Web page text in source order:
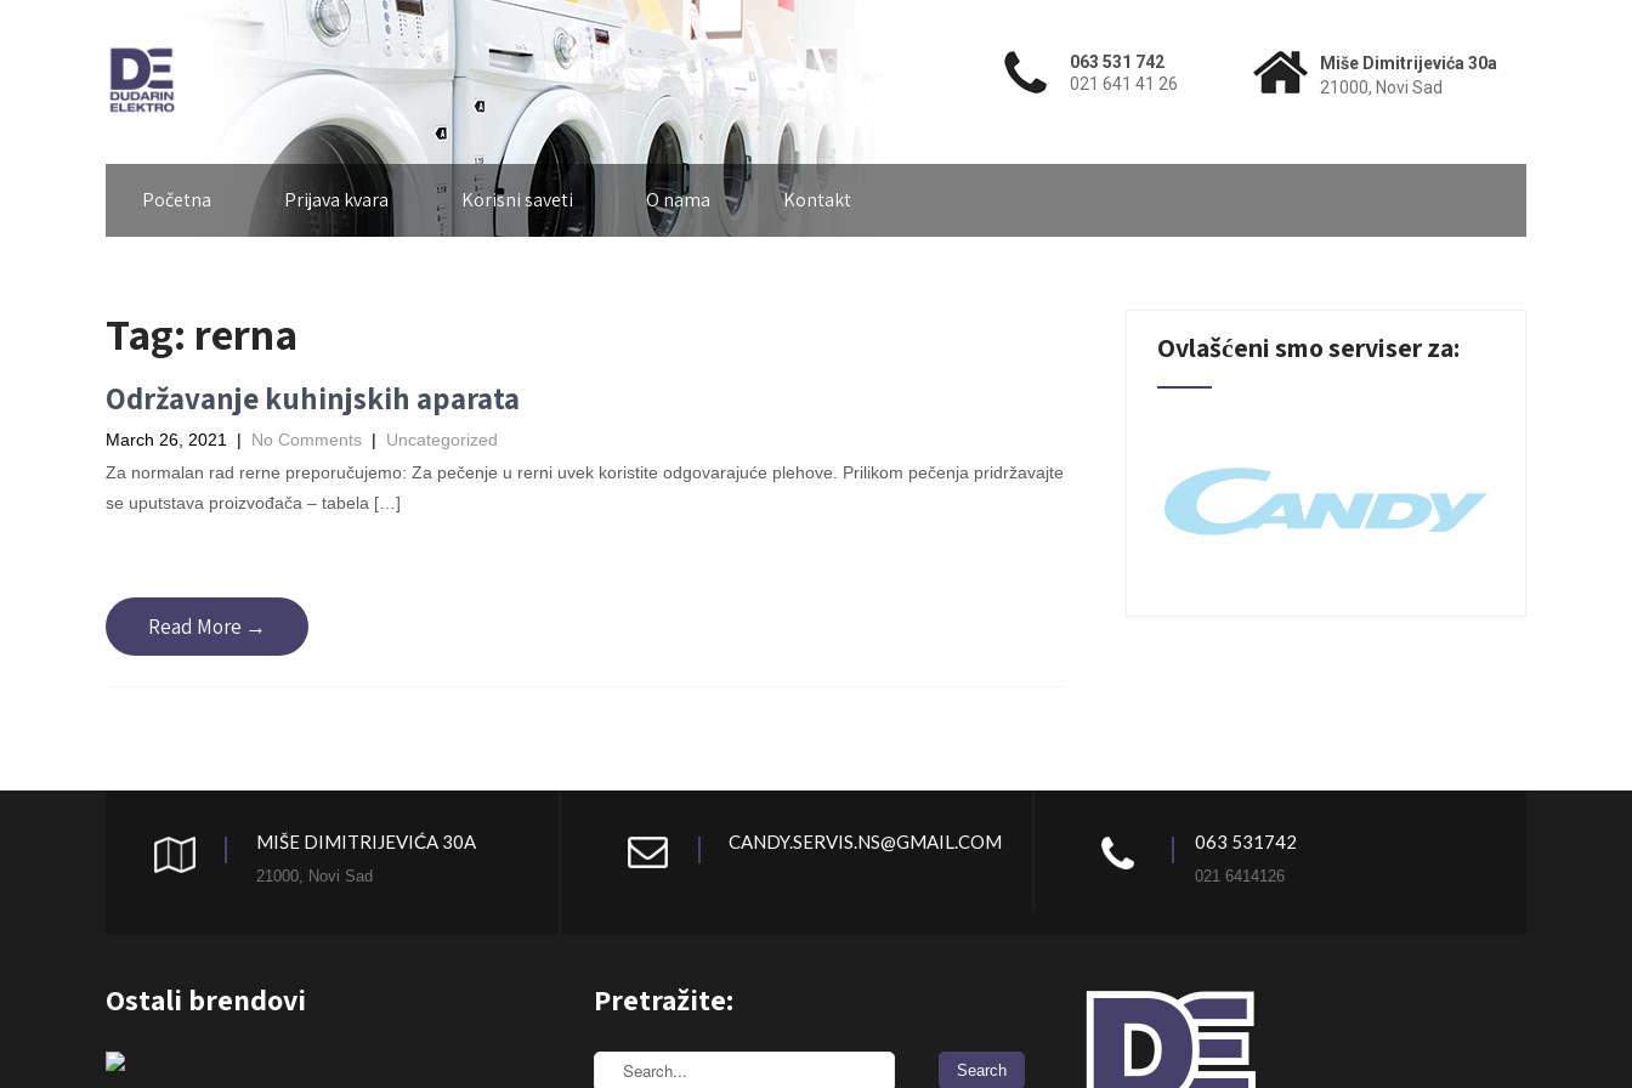
063 531 742
021 641 41 26
Miše Dimitrijevića 30a
21000, Novi Sad
Početna Prijava kvara Korisni saveti O nama Kontakt
Tag: rerna
Održavanje kuhinjskih aparata
March 26, 2021 | No Comments | Uncategorized
Za normalan rad rerne preporučujemo: Za pečenje u rerni uvek koristite odgovarajuće plehove. Prilikom pečenja pridržavajte
se uputstava proizvođača – tabela […]
Read More →
Ovlašćeni smo serviser za:
MIŠE DIMITRIJEVIĆA 30A
21000, Novi Sad
CANDY.SERVIS.NS@GMAIL.COM 063 531742
021 6414126
Ostali brendovi Pretražite: